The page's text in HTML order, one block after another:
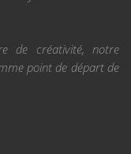
de créativité, notre
point de départ de